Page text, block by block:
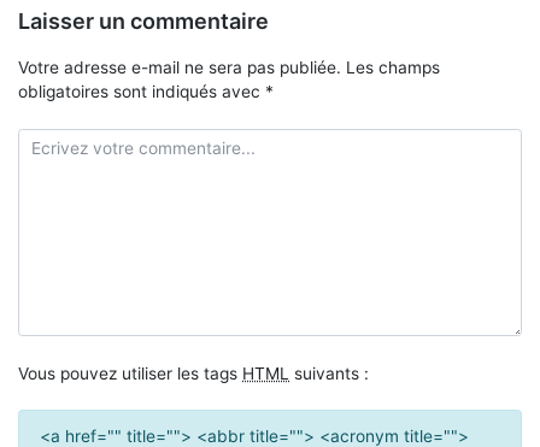
Laisser un commentaire
Votre adresse e-mail ne sera pas publiée. Les champs
obligatoires sont indiqués avec *
Vous pouvez utiliser les tags HTML suivants :
<a href="" title=""> <abbr title=""> <acronym title="">